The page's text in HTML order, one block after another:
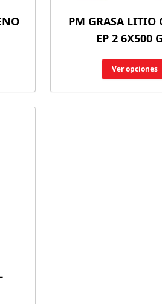
PM GRASA LITIO
EP 2 6X500
Ver opciones